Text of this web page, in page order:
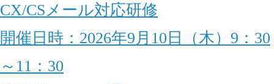
CX/CSメール対応研修
開催日時：2026年9月10日（木）9：30
～11：30